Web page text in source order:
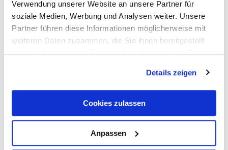
Verwendung unserer Website an unsere Partner für
soziale Medien, Werbung und Analysen weiter. Unsere
Partner führen diese Informationen möglicherweise mit
weiteren Daten zusammen, die Sie ihnen bereitgestellt
haben oder die sie im Rahmen Ihrer Nutzung der Dienste
Details zeigen
Cookies zulassen
Anpassen
Facilities / Services
Category
Foreign languages
Suitability